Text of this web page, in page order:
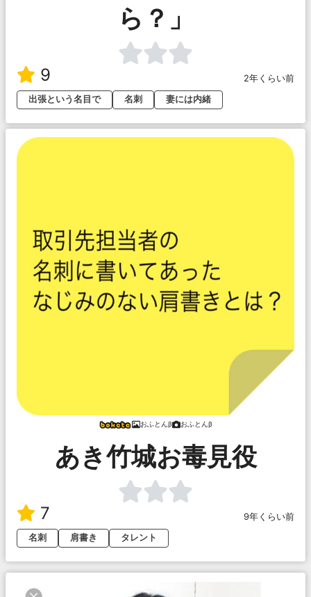
ら？」
9
2年くらい前
出張という名目で
名刺 妻には内緒
おふとんβ おふとんβ
あき竹城お毒見役
7
9年くらい前
名刺
肩書き タレント